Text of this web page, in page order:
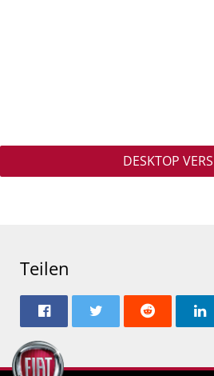
DESKTOP
Teilen